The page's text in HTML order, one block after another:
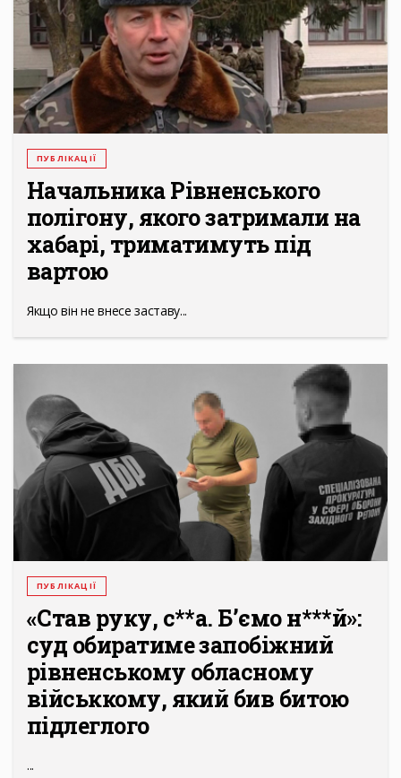
ПУБЛІКАЦІЇ
Начальника Рівненського
полігону, якого затримали на
хабарі, триматимуть під
вартою
Якщо він не внесе заставу...
ПУБЛІКАЦІЇ
«Став руку, с**а. Б’ємо н***й»:
суд обиратиме запобіжний
рівненському обласному
військкому, який бив битою
підлеглого
...